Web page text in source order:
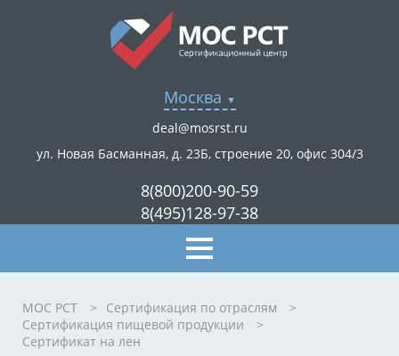
Москва
deal@mosrst.ru
ул. Новая Басманная, д. 23Б, строение 20, офис 304/3
8(800)200-90-59
8(495)128-97-38
МОС РСТ > Сертификация по отраслям
>
Сертификация пищевой продукции
>
Сертификат на лен